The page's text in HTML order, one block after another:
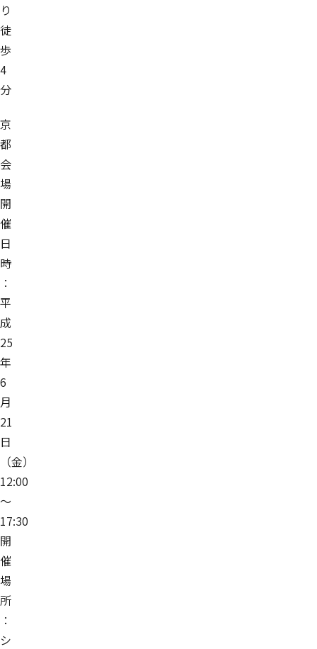
り
徒
歩
4
分
京
都
会
場
開
催
日
時
：
平
成
25
年
6
月
21
日
（金）
12:00
～
17:30
開
催
場
所
：
シ